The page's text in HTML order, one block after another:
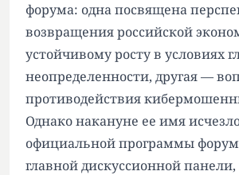
форума: одна посвящена
возвращения российской
устойчивому росту в условиях
неопределенности, другая —
противодействия
Однако накануне ее имя
официальной программы
главной дискуссионной панели,